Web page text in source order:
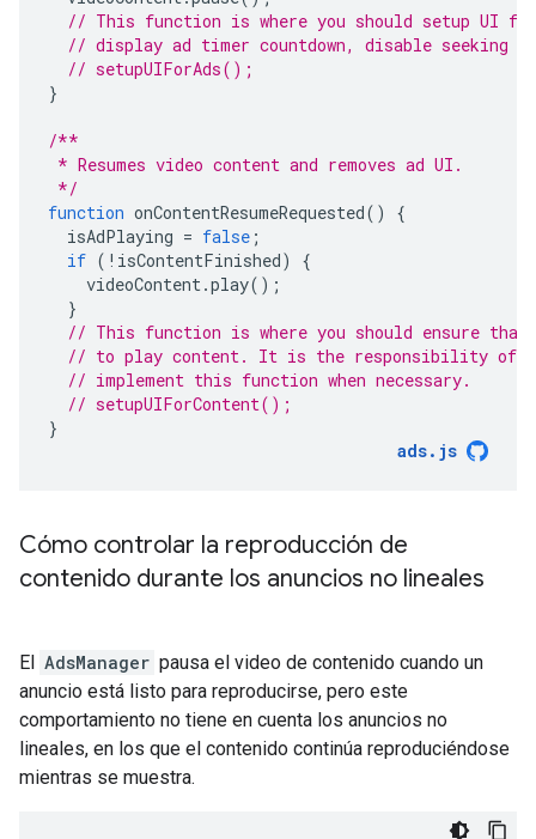
// This function is where you should setup UI
// display ad timer countdown, disable seeking
// setupUIForAds();
}
/**
* Resumes video content and removes ad UI.
*/
function onContentResumeRequested()
{
isAdPlaying = false ;
if ( ! isContentFinished)
{
videoContent.play();
}
// This function is where you should ensure
// to play content. It is the responsibility of
// implement this function when necessary.
// setupUIForContent();
}
ads. js
Cómo controlar la reproducción de
contenido durante los anuncios no lineales
El AdsManager pausa el video de contenido cuando un
anuncio está listo para reproducirse, pero este
comportamiento no tiene en cuenta los anuncios no
lineales, en los que el contenido continúa reproduciéndose
mientras se muestra.